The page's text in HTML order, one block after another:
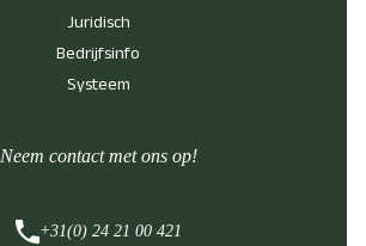
Juridisch
Bedrijfsinfo
Systeem
Neem contact met ons op!
+31(0) 24 21 00 421